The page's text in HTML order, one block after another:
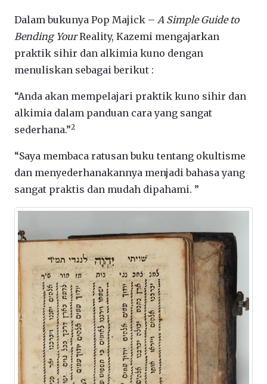
Dalam bukunya Pop Majick – A Simple Guide to
Bending YourReality, Kazemi mengajarkan
praktik sihir dan alkimia kuno dengan
menuliskan sebagai berikut :
“Anda akan mempelajari praktik kuno sihir dan
alkimia dalam panduan cara yang sangat
sederhana.”2
“Saya membaca ratusan buku tentang okultisme
dan menyederhanakannya menjadi bahasa yang
sangat praktis dan mudah dipahami. ”